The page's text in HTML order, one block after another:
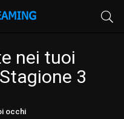
nei tuoi
3
occhi